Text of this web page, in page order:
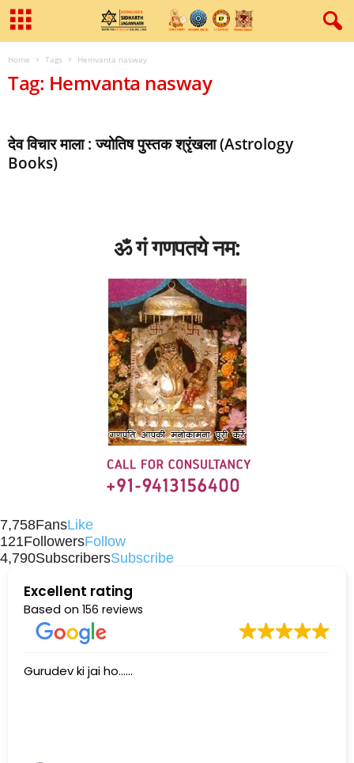
Home Tags Hemvanta nasway
Tag: Hemvanta nasway
देव विचार माला : ज्योतिष पुस्तक श्रृंखला (Astrology
Books)
ॐ गं गणपतये नम:
7,758FansLike
121FollowersFollow
4,790SubscribersSubscribe
Excellent rating
Based on 156 reviews
Gurudev ki jai ho......